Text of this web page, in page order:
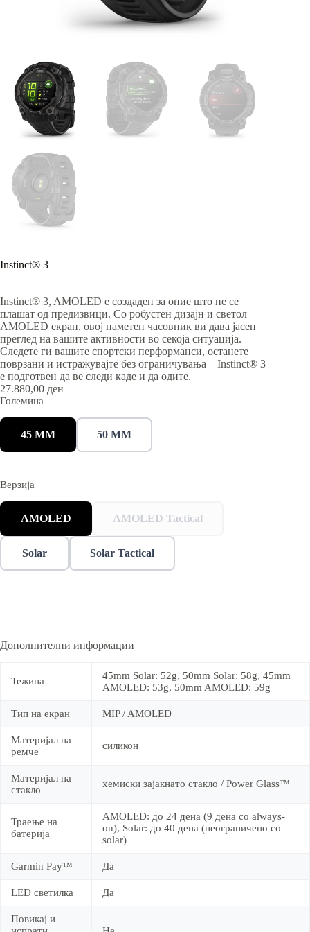
Instinct® 3
Instinct® 3, AMOLED е создаден за оние што не се
плашат од предизвици. Со робустен дизајн и светол
AMOLED екран, овој паметен часовник ви дава јасен
преглед на вашите активности во секоја ситуација.
Следете ги вашите спортски перформанси, останете
поврзани и истражувајте без ограничувања – Instinct® 3
е подготвен да ве следи каде и да одите.
27.880,00 ден
Големина
45 MM 50 MM
Верзија
AMOLED AMOLED Tactical
Solar Solar Tactical
Дополнителни информации
Тежина
45mm Solar: 52g, 50mm Solar: 58g, 45mm
AMOLED: 53g, 50mm AMOLED: 59g
Тип на екран MIP / AMOLED
Материјал на
ремче
силикон
Материјал на
стакло
хемиски зајакнато стакло / Power Glass™
Траење на
батерија
AMOLED: до 24 дена (9 дена со always-
on), Solar: до 40 дена (неограничено со
solar)
Garmin Pay™ Да
LED светилка Да
Повикај и